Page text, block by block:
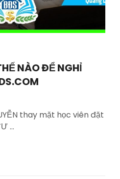
NÀO ĐỂ NGHỈ
thay mặt học viên đặt
…